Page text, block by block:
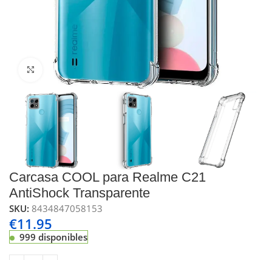
Click to enlarge
Carcasa COOL para Realme C21
AntiShock Transparente
SKU:8434847058153
€11.95
999 disponibles